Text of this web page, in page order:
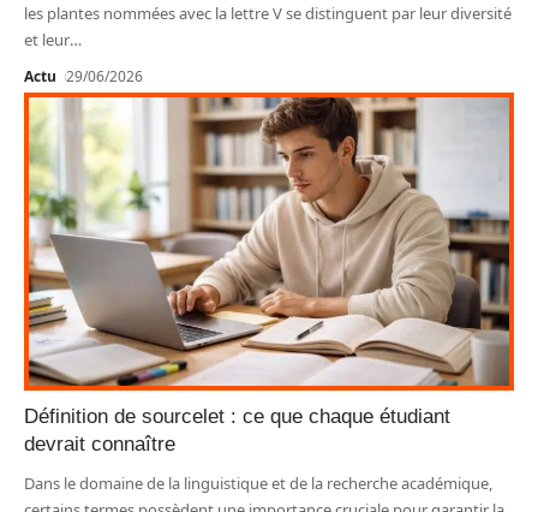
les plantes nommées avec la lettre V se distinguent par leur diversité
et leur…
Actu 29/06/2026
Définition de sourcelet : ce que chaque étudiant
devrait connaître
Dans le domaine de la linguistique et de la recherche académique,